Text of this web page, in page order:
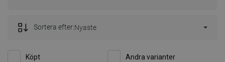
Köpt Andra varianter
Sortera efter:Nyaste